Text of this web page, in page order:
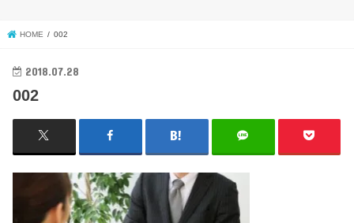
HOME 002
2018.07.28
002